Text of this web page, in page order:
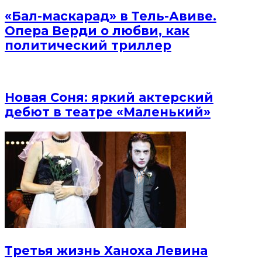
«Бал-маскарад» в Тель-Авиве.
Опера Верди о любви, как
политический триллер
Новая Соня: яркий актерский
дебют в театре «Маленький»
Третья жизнь Ханоха Левина